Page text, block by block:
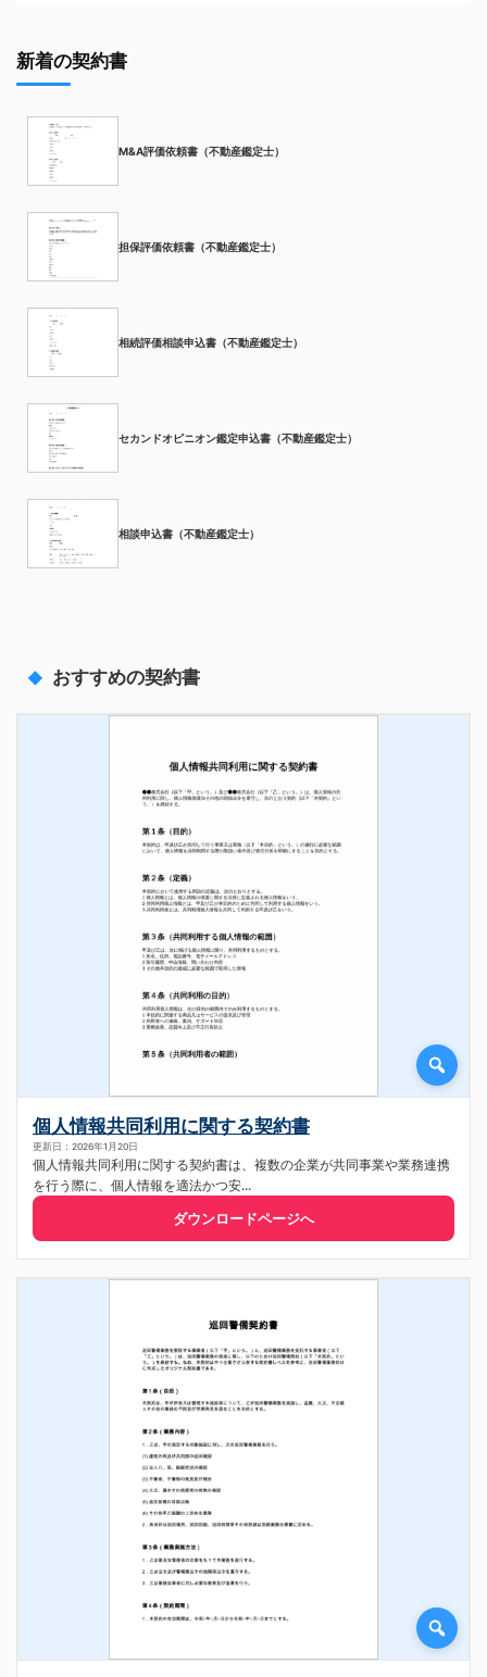
新着の契約書
M&A評価依頼書（不動産鑑定士）
担保評価依頼書（不動産鑑定士）
相続評価相談申込書（不動産鑑定士）
セカンドオピニオン鑑定申込書（不動産鑑定士）
相談申込書（不動産鑑定士）
おすすめの契約書
個人情報共同利用に関する契約書
更新日：2026年1月20日
個人情報共同利用に関する契約書は、複数の企業が共同事業や業務連携
を行う際に、個人情報を適法かつ安...
ダウンロードページへ